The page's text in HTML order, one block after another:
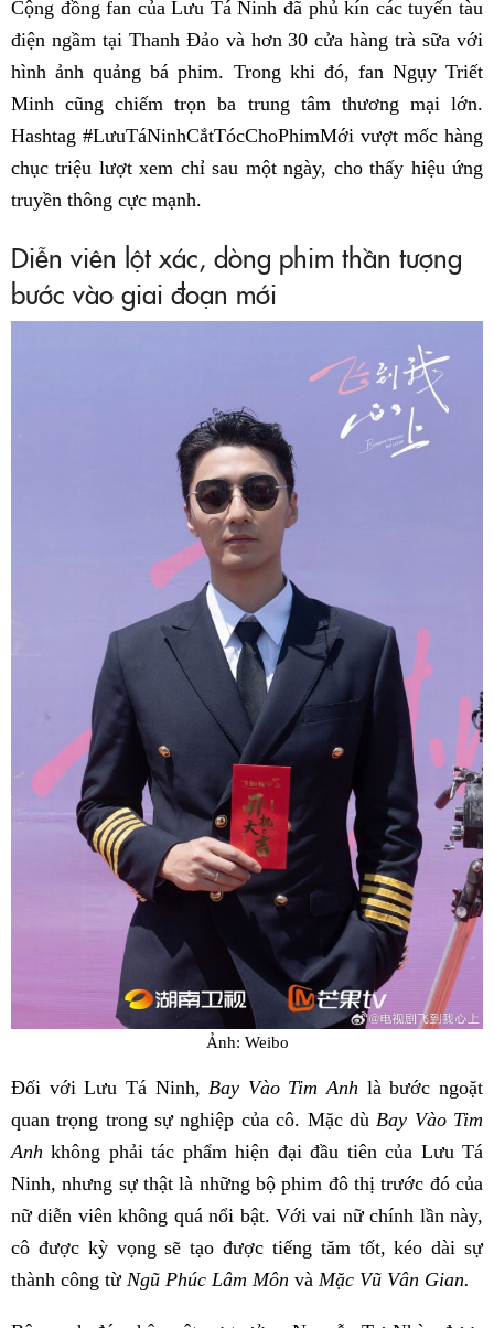
Cộng đồng fan của Lưu Tá Ninh đã phủ kín các tuyến tàu
điện ngầm tại Thanh Đảo và hơn 30 cửa hàng trà sữa với
hình ảnh quảng bá phim. Trong khi đó, fan Ngụy Triết
Minh cũng chiếm trọn ba trung tâm thương mại lớn.
Hashtag #LưuTáNinhCắtTócChoPhimMới vượt mốc hàng
chục triệu lượt xem chỉ sau một ngày, cho thấy hiệu ứng
truyền thông cực mạnh.
Diễn viên lột xác, dòng phim thần tượng
bước vào giai đoạn mới
Ảnh: Weibo
Đối với Lưu Tá Ninh,Bay Vào Tim Anh là bước ngoặt
quan trọng trong sự nghiệp của cô. Mặc dùBay Vào Tim
Anh không phải tác phẩm hiện đại đầu tiên của Lưu Tá
Ninh, nhưng sự thật là những bộ phim đô thị trước đó của
nữ diễn viên không quá nổi bật. Với vai nữ chính lần này,
cô được kỳ vọng sẽ tạo được tiếng tăm tốt, kéo dài sự
thành công từ Ngũ Phúc Lâm Môn và Mặc Vũ Vân Gian.